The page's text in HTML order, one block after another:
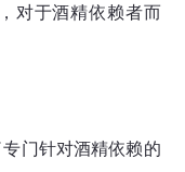
对于酒精依赖者而
门针对酒精依赖的